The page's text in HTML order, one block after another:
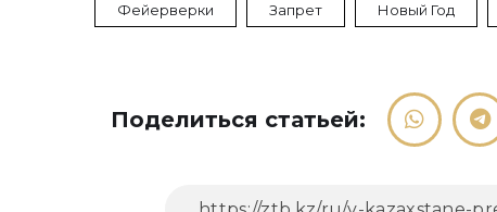
Фейерверки Запрет Новый Год
Поделиться статьей: